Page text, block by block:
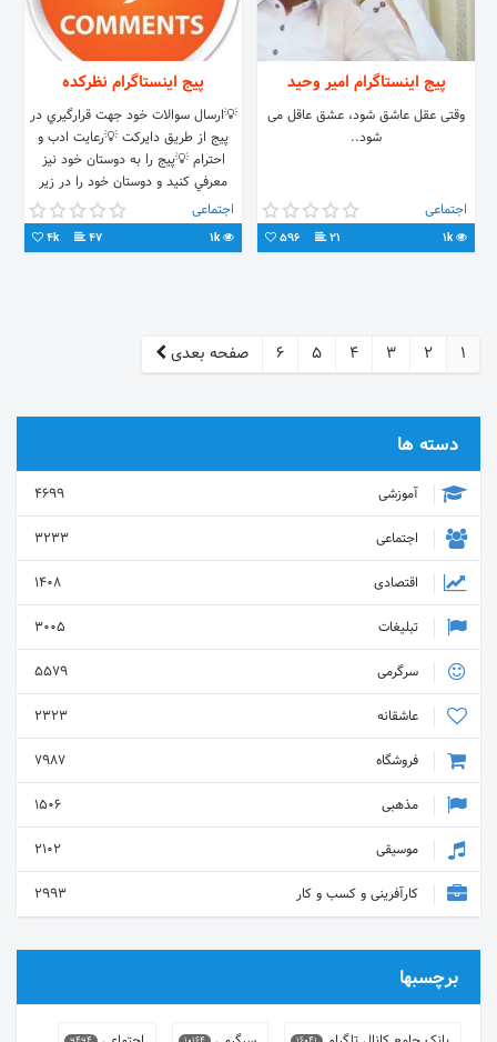
پیج اینستاگرام امیر وحید
وقتی عقل عاشق شود، عشق عاقل می
شود..
اجتماعی
1k
21
596
پیج اینستاگرام نظركده
💡ارسال سوالات خود جهت قرارگيري در
پيج از طريق دايركت 💡رعايت ادب و
احترام 💡پيج را به دوستان خود نيز
معرفي كنيد و دوستان خود را در زير
مطالب تگ كنيد...🌺
اجتماعی
1k
47
4k
1
2
3
4
5
6 صفحه بعدی
دسته ها
آموزشی
4699
اجتماعی
3233
اقتصادی
1408
تبلیغات
3005
سرگرمی
5579
عاشقانه
2323
فروشگاه
7987
مذهبی
1506
موسیقی
2102
کارآفرینی و کسب و کار
2993
برچسبها